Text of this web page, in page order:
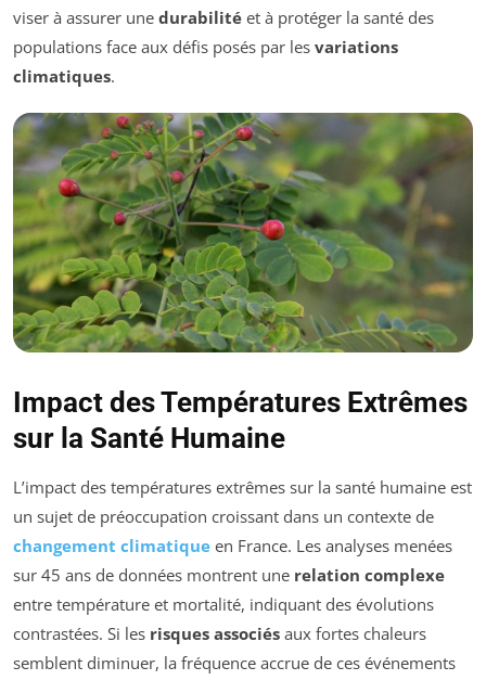
viser à assurer une durabilité et à protéger la santé des
populations face aux défis posés par les variations
climatiques.
Impact des Températures Extrêmes
sur la Santé Humaine
L’impact des températures extrêmes sur la santé humaine est
un sujet de préoccupation croissant dans un contexte de
changement climatique en France. Les analyses menées
sur 45 ans de données montrent une relation complexe
entre température et mortalité, indiquant des évolutions
contrastées. Si les risques associés aux fortes chaleurs
semblent diminuer, la fréquence accrue de ces événements